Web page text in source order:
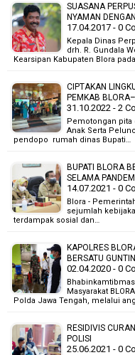
SUASANA
NYAMAN
17.04.2017 - 0
Kepala Dinas
drh. R. Gundala
Kearsipan Kabupaten Blora
CIPTAKAN
PEMKAB
31.10.2022 - 2
Pemotongan pita
Anak Serta
pendopo rumah dinas Bupati…
BUPATI BLORA
SELAMA
14.07.2021 - 0
Blora -
sejumlah
terdampak sosial dan…
KAPOLRES
BERSATU
02.04.2020 - 0
Masyarakat
Polda Jawa Tengah, melalui
RESIDIVIS
POLISI
25.06.2021 - 0